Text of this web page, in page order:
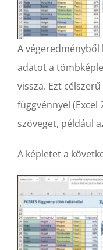
A
adatot a
vissza. Ezt célszerű
függvénnyel (Excel
szöveget, például
A képletet a